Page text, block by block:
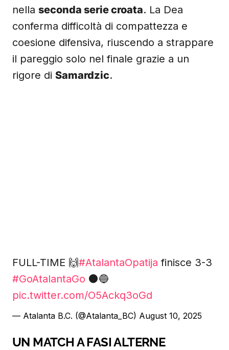
nella seconda serie croata. La Dea
conferma difficoltà di compattezza e
coesione difensiva, riuscendo a strappare
il pareggio solo nel finale grazie a un
rigore di Samardzic.
FULL-TIME 🙌#AtalantaOpatija finisce 3-3
#GoAtalantaGo ⚫️🔵
pic.twitter.com/O5Ackq3oGd
— Atalanta B.C. (@Atalanta_BC) August 10, 2025
UN MATCH A FASI ALTERNE